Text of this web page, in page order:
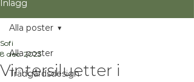
Inlägg
Alla poster
Trädgårdsdesign
Alla poster
Vintersiluetter i
Sofi
8 dec. 2023